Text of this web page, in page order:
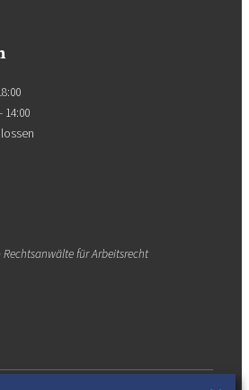
14:00
Rechtsanwälte für Arbeitsrecht